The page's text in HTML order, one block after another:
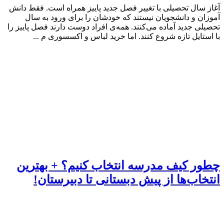
آغاز سال تحصیلی با تغییر فصل جدید پاییز همراه است. فقط دانش
آموزان و دانشجویان نیستند که خودشان را برای ورود به سال
تحصیلی جدید آماده می‌کنند. همه‌ی افراد دوست دارند فصل پاییز را
با استایل تازه شروع کنند. اما خرید لباس و اکسسوری م ...
چطور کیف مدرسه انتخاب کنیم؟ + بهترین
انتخاب‌ها از پیش دبستانی تا دبیرستان!